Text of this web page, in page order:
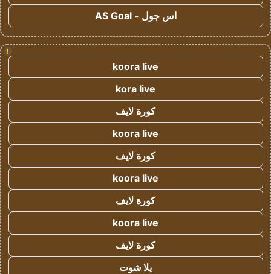
اس جول - AS Goal
!
koora live
kora live
كورة لايف
koora live
كورة لايف
koora live
كورة لايف
koora live
كورة لايف
يلا شوت